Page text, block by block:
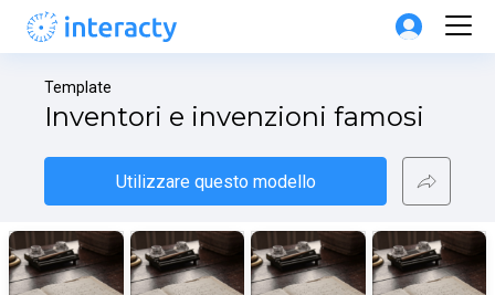
Template
Inventori e invenzioni famosi
Utilizzare questo modello